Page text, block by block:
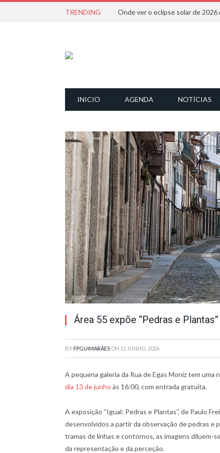
TRENDING Onde ver o eclipse solar de 2026
INICIO AGENDA NOTÍCIAS
Área 55 expõe “Pedras e
BY FPGUIMARÃES ON 11 JUNHO, 2026
A pequena galeria da Rua de Egas Moniz tem uma
dia 13 de junho às 16:00, com entrada gratuita.
A exposição “Igual: Pedras e Plantas”, de Paulo
desenvolvidos a partir da observação de pedras
tramas de linhas e contornos, as imagens diluem-
da representação e da perceção.